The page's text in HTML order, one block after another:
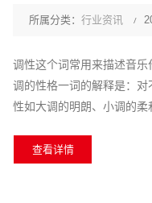
所属分类： 行业资讯
调性这个词常用来描述音
调的性格一词的解释是：
性如大调的明朗、小调的柔
查看详情